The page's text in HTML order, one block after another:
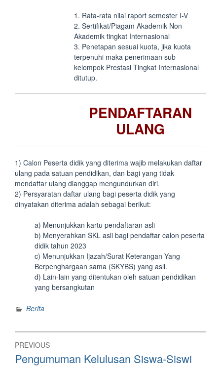
1. Rata-rata nilai raport semester I-V
2. Sertifikat/Piagam Akademik Non
Akademik tingkat Internasional
3. Penetapan sesuai kuota, jika kuota
terpenuhi maka penerimaan sub
kelompok Prestasi Tingkat Internasional
ditutup.
PENDAFTARAN
ULANG
1) Calon Peserta didik yang diterima wajib melakukan daftar
ulang pada satuan pendidikan, dan bagi yang tidak
mendaftar ulang dianggap mengundurkan diri.
2) Persyaratan daftar ulang bagi peserta didik yang
dinyatakan diterima adalah sebagai berikut:
a) Menunjukkan kartu pendaftaran asli
b) Menyerahkan SKL asli bagi pendaftar calon peserta
didik tahun 2023
c) Menunjukkan Ijazah/Surat Keterangan Yang
Berpenghargaan sama (SKYBS) yang asli.
d) Lain-lain yang ditentukan oleh satuan pendidikan
yang bersangkutan
Berita
Post
navigation
PREVIOUS
Previous
post:
Pengumuman Kelulusan Siswa-Siswi